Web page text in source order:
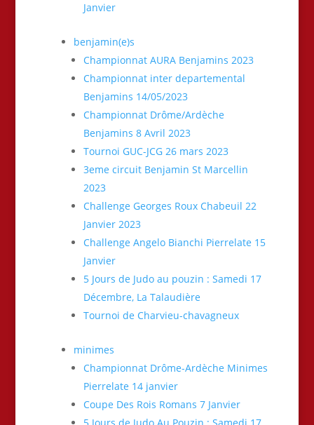
Janvier
benjamin(e)s
Championnat AURA Benjamins 2023
Championnat inter departemental
Benjamins 14/05/2023
Championnat Drôme/Ardèche
Benjamins 8 Avril 2023
Tournoi GUC-JCG 26 mars 2023
3eme circuit Benjamin St Marcellin
2023
Challenge Georges Roux Chabeuil 22
Janvier 2023
Challenge Angelo Bianchi Pierrelate 15
Janvier
5 Jours de Judo au pouzin : Samedi 17
Décembre, La Talaudière
Tournoi de Charvieu-chavagneux
minimes
Championnat Drôme-Ardèche Minimes
Pierrelate 14 janvier
Coupe Des Rois Romans 7 Janvier